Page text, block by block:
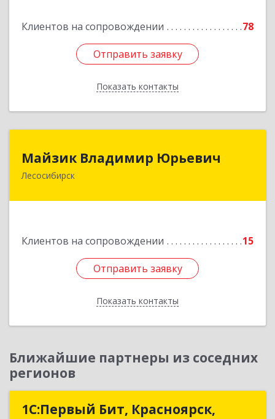
Клиентов на сопровождении 78
Отправить заявку
Показать контакты
Отправить заявку
Назад
Майзик Владимир Юрьевич
Лесосибирск
Клиентов на сопровождении 15
Отправить заявку
Показать контакты
Отправить заявку
Назад
Ближайшие партнеры из соседних
регионов
1С:Первый Бит, Красноярск,
1С:Первый Бит, Красноярск,